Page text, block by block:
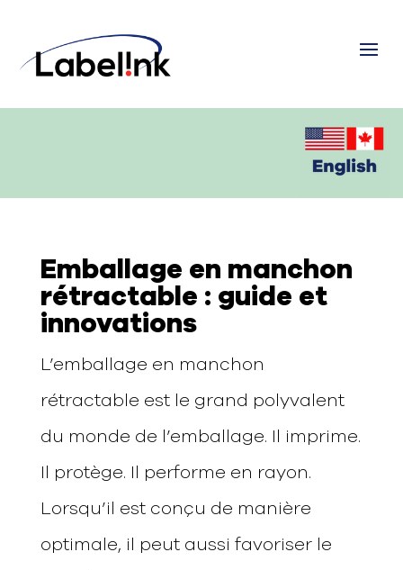
Emballage en manchon
rétractable : guide et
innovations
L’emballage en manchon
rétractable est le grand polyvalent
du monde de l’emballage. Il imprime.
Il protège. Il performe en rayon.
Lorsqu’il est conçu de manière
optimale, il peut aussi favoriser le